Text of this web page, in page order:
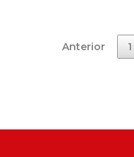
Anterior 1